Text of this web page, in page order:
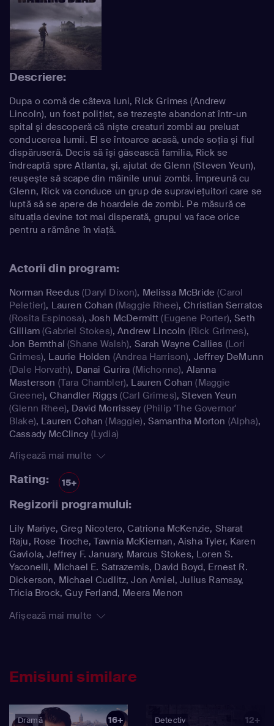
Descriere:
Dupa o comă de câteva luni, Rick Grimes (Andrew
Lincoln), un fost poliţist, se trezeşte abandonat într-un
spital şi descoperă că nişte creaturi zombi au preluat
conducerea lumii. El se întoarce acasă, unde soţia şi fiul
dispăruseră. Decis să îşi găsească familia, Rick se
îndreaptă spre Atlanta, şi, ajutat de Glenn (Steven Yeun),
reuşeşte să scape din mâinile unui zombi. Împreună cu
Glenn, Rick va conduce un grup de supravieţuitori care se
luptă să se apere de hoardele de zombi. Pe măsură ce
situaţia devine tot mai disperată, grupul va face orice
pentru a rămâne în viaţă.
Actorii din program:
Norman Reedus (Daryl Dixon), Melissa McBride (Carol
Peletier), Lauren Cohan (Maggie Rhee),Christian Serratos
(Rosita Espinosa),Josh McDermitt (Eugene Porter),Seth
Gilliam (Gabriel Stokes),Andrew Lincoln (Rick Grimes),
Jon Bernthal (Shane Walsh), Sarah Wayne Callies (Lori
Grimes), Laurie Holden (Andrea Harrison), Jeffrey DeMunn
(Dale Horvath), Danai Gurira (Michonne), Alanna
Masterson (Tara Chambler), Lauren Cohan (Maggie
Greene),Chandler Riggs (Carl Grimes),Steven Yeun
(Glenn Rhee), David Morrissey (Philip 'The Governor'
Blake), Lauren Cohan (Maggie), Samantha Morton (Alpha),
Cassady McClincy (Lydia)
Afișează mai multe
Rating: 15+
Regizorii programului:
Lily Mariye, Greg Nicotero, Catriona McKenzie, Sharat
Raju, Rose Troche, Tawnia McKiernan, Aisha Tyler, Karen
Gaviola, Jeffrey F. January, Marcus Stokes, Loren S.
Yaconelli, Michael E. Satrazemis, David Boyd, Ernest R.
Dickerson, Michael Cudlitz, Jon Amiel, Julius Ramsay,
Tricia Brock, Guy Ferland, Meera Menon
Afișează mai multe
Emisiuni similare
Dramă
16+
Detectiv
12+